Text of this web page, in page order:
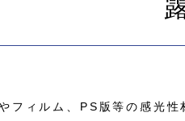
フィルム、PS版等の感光